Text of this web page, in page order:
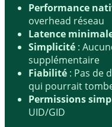
Performance
overhead réseau
Latence
Simplicité :
supplémentaire
Fiabilité : Pas de
qui pourrait
Permissions
UID/GID